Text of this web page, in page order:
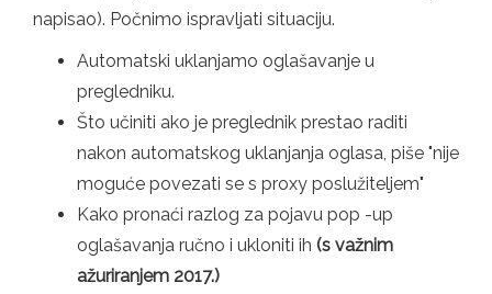
napisao). Počnimo ispravljati situaciju.
Automatski uklanjamo oglašavanje u
pregledniku.
Što učiniti ako je preglednik prestao raditi
nakon automatskog uklanjanja oglasa, piše "nije
moguće povezati se s proxy poslužiteljem"
Kako pronaći razlog za pojavu pop -up
oglašavanja ručno i ukloniti ih (s važnim
ažuriranjem 2017.)